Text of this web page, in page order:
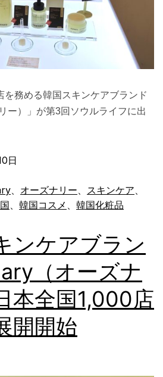
を務める韓国スキンケアブランド
ー）」が第3回ソウルライフに出
日
、 オーズナリー、 スキンケア、
、 韓国コスメ 、 韓国化粧品
ンケアブラン
（オーズナ
本全国1,000店
開開始